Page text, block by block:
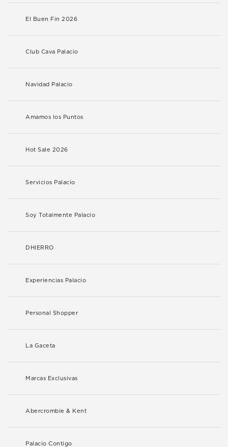
El Buen Fin 2026
Club Cava Palacio
Navidad Palacio
Amamos los Puntos
Hot Sale 2026
Servicios Palacio
Soy Totalmente Palacio
DHIERRO
Experiencias Palacio
Personal Shopper
La Gaceta
Marcas Exclusivas
Abercrombie & Kent
Palacio Contigo